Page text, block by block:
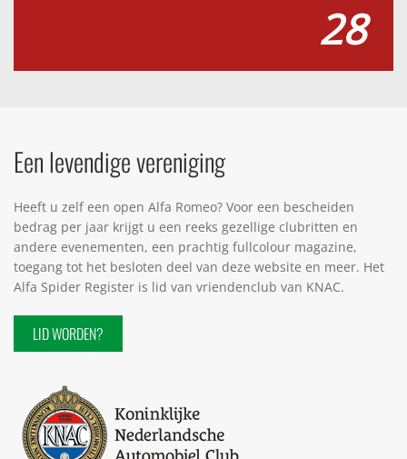
28
Een levendige vereniging
Heeft u zelf een open Alfa Romeo? Voor een bescheiden
bedrag per jaar krijgt u een reeks gezellige clubritten en
andere evenementen, een prachtig fullcolour magazine,
toegang tot het besloten deel van deze website en meer. Het
Alfa Spider Register is lid van vriendenclub van KNAC.
LID WORDEN?